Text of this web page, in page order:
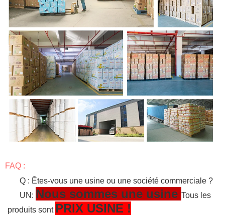
FAQ :
Q : Êtes-vous une usine ou une société commerciale ?
UN: Nous sommes une usine Tous les
produits sont PRIX USINE !